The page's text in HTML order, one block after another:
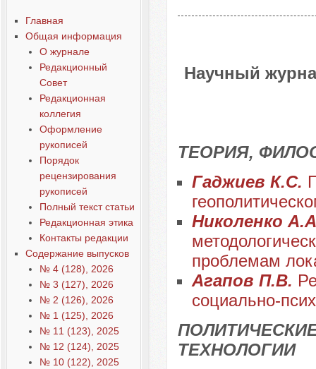
Главная
Общая информация
О журнале
Редакционный
Совет
Редакционная
коллегия
Оформление
рукописей
Порядок
рецензирования
рукописей
Полный текст статьи
Редакционная этика
Контакты редакции
Содержание выпусков
№ 4 (128), 2026
№ 3 (127), 2026
№ 2 (126), 2026
№ 1 (125), 2026
№ 11 (123), 2025
№ 12 (124), 2025
№ 10 (122), 2025
Научный
ТЕОРИЯ,
Гаджиев К.С.
Николенко
проблемам
Агапов П.В.
социально-
ТЕХНОЛОГИИ